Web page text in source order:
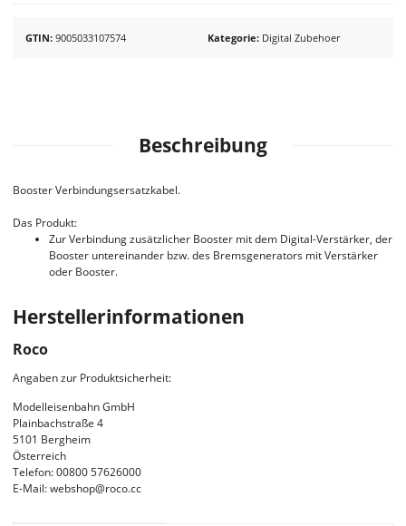
GTIN 9005033107574 Kategorie Digital Zubehoer
Beschreibung
Booster Verbindungsersatzkabel.
Das Produkt:
Zur Verbindung zusätzlicher Booster mit dem Digital-Verstärker, der
Booster untereinander bzw. des Bremsgenerators mit Verstärker
oder Booster.
Herstellerinformationen
Roco
Angaben zur Produktsicherheit:
Modelleisenbahn GmbH
Plainbachstraße 4
5101 Bergheim
Österreich
Telefon: 00800 57626000
E-Mail: webshop@roco.cc